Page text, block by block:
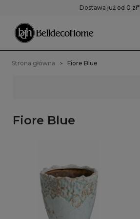
Dostawa już od 0 zł*
Strona główna Fiore Blue
Fiore Blue